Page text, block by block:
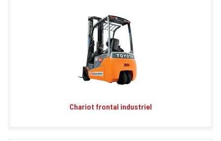
Chariot frontal industriel